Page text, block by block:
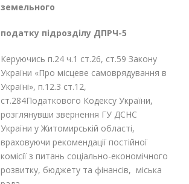
земельного
податку підрозділу ДПРЧ-5
Керуючись п.24 ч.1 ст.26, ст.59 Закону
України «Про місцеве самоврядування в
Україні», п.12.3 ст.12,
ст.284Податкового Кодексу України,
розглянувши звернення ГУ ДСНС
України у Житомирській області,
враховуючи рекомендації постійної
комісії з питань соціально-економічного
розвитку, бюджету та фінансів, міська